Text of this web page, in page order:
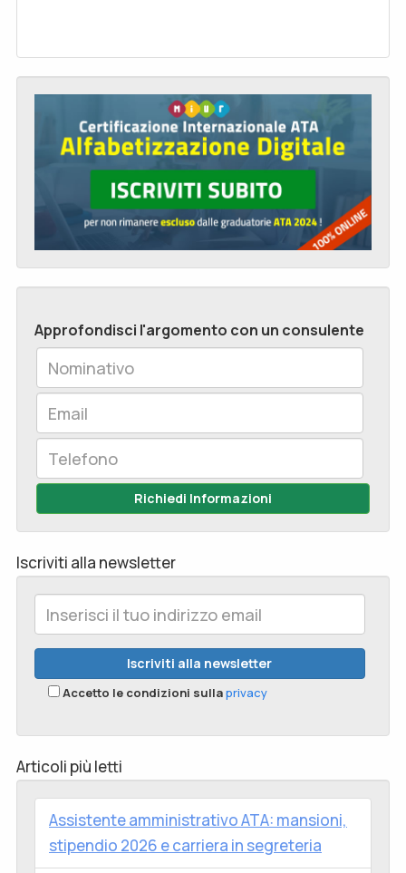
Approfondisci l'argomento con un consulente
Richiedi Informazioni
Iscriviti alla newsletter
Accetto le condizioni sullaprivacy
Articoli più letti
Assistente amministrativo ATA: mansioni,
stipendio 2026 e carriera in segreteria